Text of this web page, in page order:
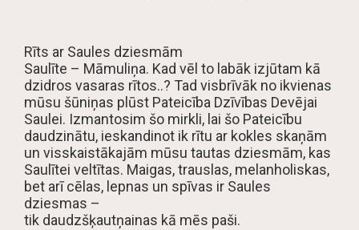
Rīts ar Saules dziesmām
Saulīte – Māmuliņa. Kad vēl to labāk izjūtam kā
dzidros vasaras rītos..? Tad visbrīvāk no ikvienas
mūsu šūniņas plūst Pateicība Dzīvības Devējai
Saulei. Izmantosim šo mirkli, lai šo Pateicību
daudzinātu, ieskandinot ik rītu ar kokles skaņām
un visskaistākajām mūsu tautas dziesmām, kas
Saulītei veltītas. Maigas, trauslas, melanholiskas,
bet arī cēlas, lepnas un spīvas ir Saules
dziesmas –
tik daudzšķautņainas kā mēs paši.